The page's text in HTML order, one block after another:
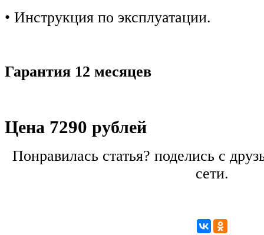
• Инструкция по эксплуатации.
Гарантия 12 месяцев
Цена 7290 рублей
Понравилась статья? поделись с
сети.